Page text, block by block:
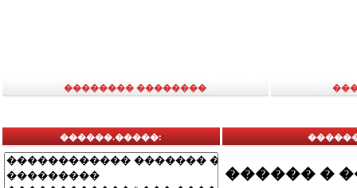
�������� ��������
������.�����:
������ �